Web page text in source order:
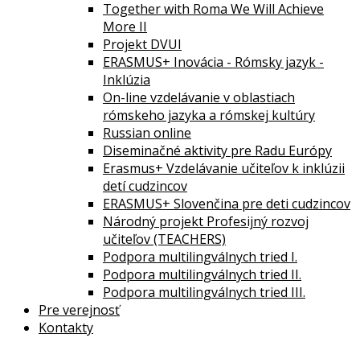
Together with Roma We Will Achieve
More II
Projekt DVUI
ERASMUS+ Inovácia - Rómsky jazyk -
Inklúzia
On-line vzdelávanie v oblastiach
rómskeho jazyka a rómskej kultúry
Russian online
Diseminačné aktivity pre Radu Európy
Erasmus+ Vzdelávanie učiteľov k inklúzii
detí cudzincov
ERASMUS+ Slovenčina pre deti cudzincov
Národný projekt Profesijný rozvoj
učiteľov (TEACHERS)
Podpora multilingválnych tried I.
Podpora multilingválnych tried II.
Podpora multilingválnych tried III.
Pre verejnosť
Kontakty